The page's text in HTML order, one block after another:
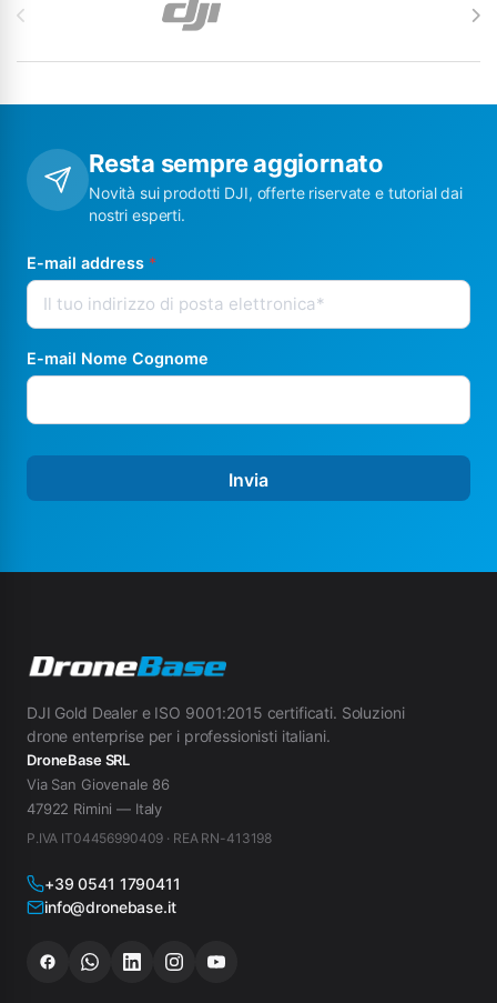
Resta sempre aggiornato
Novità sui prodotti DJI, offerte riservate e tutorial dai
nostri esperti.
E-mail address *
E-mail Nome Cognome
Invia
DJI Gold Dealer e ISO 9001:2015 certificati. Soluzioni
drone enterprise per i professionisti italiani.
DroneBase SRL
Via San Giovenale 86
47922 Rimini — Italy
P.IVA IT04456990409 · REA RN-413198
+39 0541 1790411
info@dronebase.it